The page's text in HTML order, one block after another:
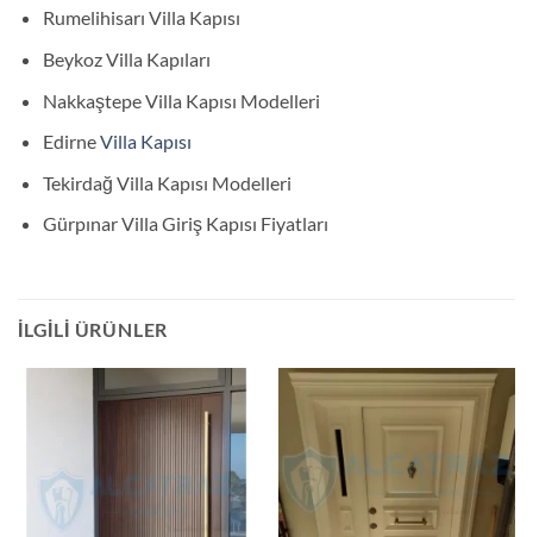
Rumelihisarı Villa Kapısı
Beykoz Villa Kapıları
Nakkaştepe Villa Kapısı Modelleri
EdirneVilla Kapısı
Tekirdağ Villa Kapısı Modelleri
Gürpınar Villa Giriş Kapısı Fiyatları
İLGILI ÜRÜNLER